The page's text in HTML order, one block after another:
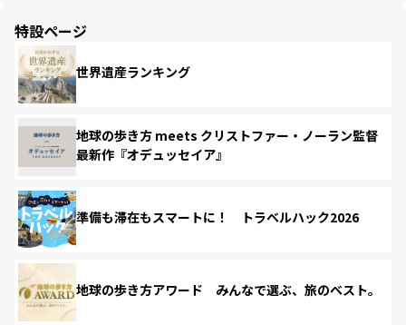
特設ページ
世界遺産ランキング
地球の歩き方 meets クリストファー・ノーラン監督
最新作『オデュッセイア』
準備も滞在もスマートに！ トラベルハック2026
地球の歩き方アワード みんなで選ぶ、旅のベスト。